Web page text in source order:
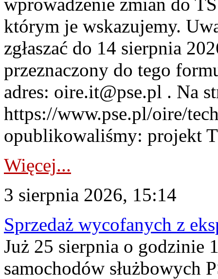
którym je wskazujemy.
zgłaszać do 14 sierpnia
przeznaczony do tego
adres: oire.it@pse.pl . Na
https://www.pse.pl/oire/
opublikowaliśmy: projekt
Więcej...
3 sierpnia 2026, 15:14
Sprzedaż wycofanych z
Już 25 sierpnia o godzinie
samochodów służbowych